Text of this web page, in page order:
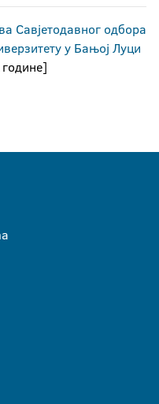
Савјетодавног одбора
у Бањој Луци